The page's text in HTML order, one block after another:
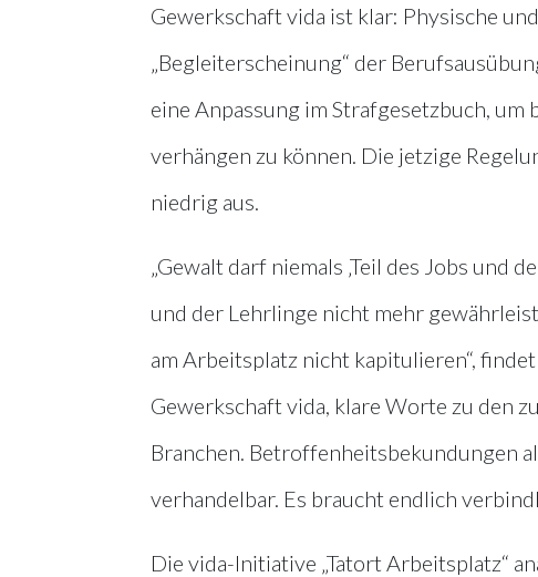
Gewerkschaft vida ist klar: Physische
„Begleiterscheinung“ der
eine Anpassung im Strafgesetzbuch,
verhängen zu können. Die jetzige
niedrig aus.
„Gewalt darf niemals ‚Teil des Jobs und
und der Lehrlinge nicht mehr
am Arbeitsplatz nicht kapitulieren“,
Gewerkschaft vida, klare Worte zu den
Branchen. Betroffenheitsbekundungen
verhandelbar. Es braucht endlich
Die vida-Initiative „Tatort Arbeitsplatz“